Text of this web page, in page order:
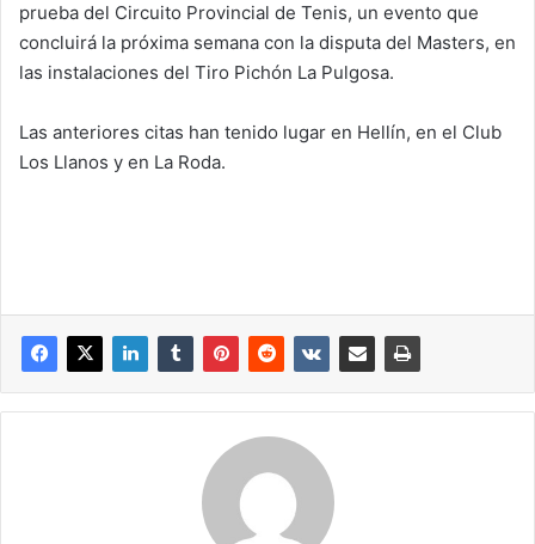
prueba del Circuito Provincial de Tenis, un evento que
concluirá la próxima semana con la disputa del Masters, en
las instalaciones del Tiro Pichón La Pulgosa.
Las anteriores citas han tenido lugar en Hellín, en el Club
Los Llanos y en La Roda.